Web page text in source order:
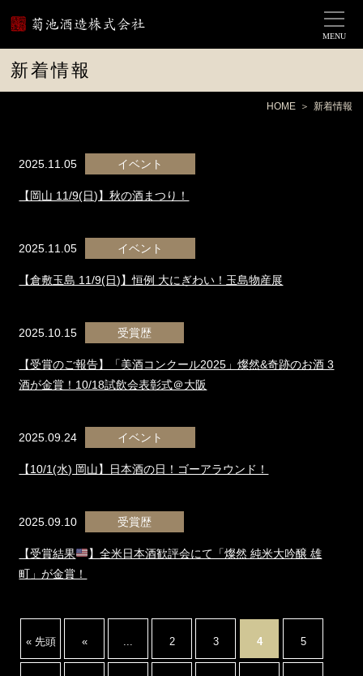
MENU
新着情報
HOME 新着情報
2025.11.05 イベント
【岡山 11/9(日)】秋の酒まつり！
2025.11.05 イベント
【倉敷玉島 11/9(日)】恒例 大にぎわい！玉島物産展
2025.10.15 受賞歴
【受賞のご報告】「美酒コンクール2025」燦然&奇跡のお酒 3
酒が金賞！10/18試飲会表彰式＠大阪
2025.09.24 イベント
【10/1(水) 岡山】日本酒の日！ゴーアラウンド！
2025.09.10 受賞歴
【受賞結果
】全米日本酒歓評会にて「燦然 純米大吟醸 雄
町」が金賞！
« 先頭 « 2 3 4 5